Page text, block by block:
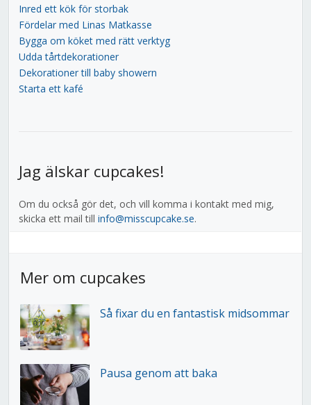
Inred ett kök för storbak
Fördelar med Linas Matkasse
Bygga om köket med rätt verktyg
Udda tårtdekorationer
Dekorationer till baby showern
Starta ett kafé
Jag älskar cupcakes!
Om du också gör det, och vill komma i kontakt med mig,
skicka ett mail till info@misscupcake.se.
Mer om cupcakes
Så fixar du en fantastisk midsommar
Pausa genom att baka